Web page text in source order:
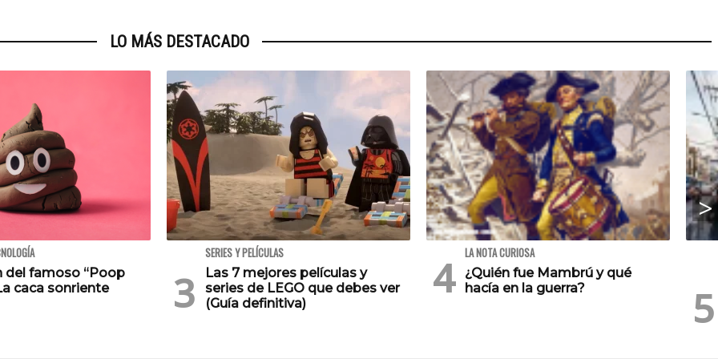
LO MÁS DESTACADO
del famoso “Poop
caca sonriente
SERIES Y PELÍCULAS
Las 7 mejores películas y
series de LEGO que debes ver
(Guía definitiva)
LA NOTA CURIOSA
¿Quién fue Mambrú y qué
hacía en la guerra?